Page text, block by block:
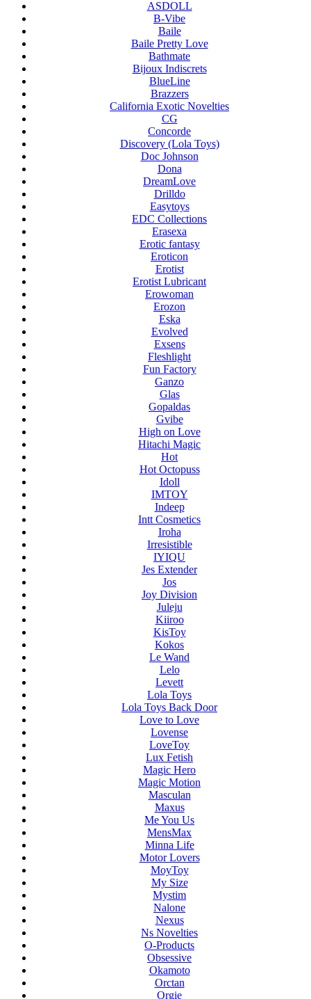
ASDOLL
B-Vibe
Baile
Baile Pretty Love
Bathmate
Bijoux Indiscrets
BlueLine
Brazzers
California Exotic Novelties
CG
Concorde
Discovery (Lola Toys)
Doc Johnson
Dona
DreamLove
Drilldo
Easytoys
EDC Collections
Erasexa
Erotic fantasy
Eroticon
Erotist
Erotist Lubricant
Erowoman
Erozon
Eska
Evolved
Exsens
Fleshlight
Fun Factory
Ganzo
Glas
Gopaldas
Gvibe
High on Love
Hitachi Magic
Hot
Hot Octopuss
Idoll
IMTOY
Indeep
Intt Cosmetics
Iroha
Irresistible
IYIQU
Jes Extender
Jos
Joy Division
Juleju
Kiiroo
KisToy
Kokos
Le Wand
Lelo
Levett
Lola Toys
Lola Toys Back Door
Love to Love
Lovense
LoveToy
Lux Fetish
Magic Hero
Magic Motion
Masculan
Maxus
Me You Us
MensMax
Minna Life
Motor Lovers
MoyToy
My Size
Mystim
Nalone
Nexus
Ns Novelties
O-Products
Obsessive
Okamoto
Orctan
Orgie